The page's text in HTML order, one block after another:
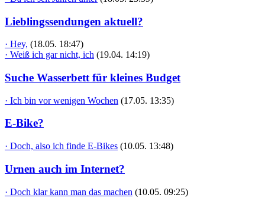
Lieblingssendungen aktuell?
· Hey, (18.05. 18:47)
· Weiß ich gar nicht, ich (19.04. 14:19)
Suche Wasserbett für kleines Budget
· Ich bin vor wenigen Wochen (17.05. 13:35)
E-Bike?
· Doch, also ich finde E-Bikes (10.05. 13:48)
Urnen auch im Internet?
· Doch klar kann man das machen (10.05. 09:25)